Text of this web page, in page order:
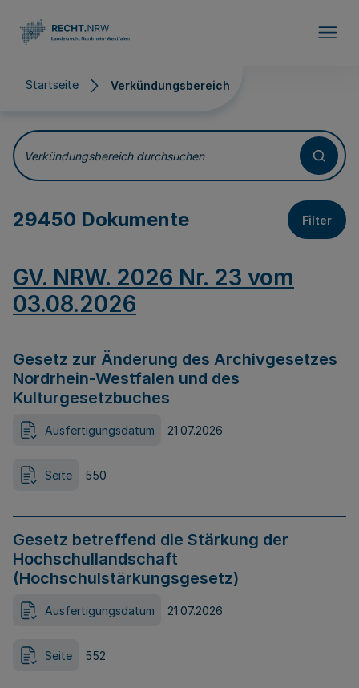
Startseite Verkündungsbereich
Verkündungsbereich
Verkündungsbereich durchsuchen
29450 Dokumente Filter
GV. NRW. 2026 Nr. 23 vom
03.08.2026
Gesetz zur Änderung des Archivgesetzes
Nordrhein-Westfalen und des
Kulturgesetzbuches
Ausfertigungsdatum 21.07.2026
Seite 550
Gesetz betreffend die Stärkung der
Hochschullandschaft
(Hochschulstärkungsgesetz)
Ausfertigungsdatum 21.07.2026
Seite 552